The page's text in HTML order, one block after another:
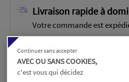
Livraison rapide à
Votre commande est
Description Détails du
AVEC OU SANS COOKIES,
c'est vous qui décidez
Continuer sans accepter